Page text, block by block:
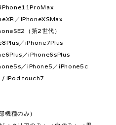
／iPhoneXSMax
（第2世代）
／iPhone7Plus
／iPhone6sPlus
／iPhone5／iPhone5c
iPod touch7
種のみ）